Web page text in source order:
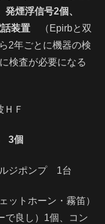
煙浮信号2個、
話装置
（Epirbと双
2年ごとに機器の検
検査が必要になる
Ｆ
3個
ジポンプ 1台
トホーン・霧笛）
で良し）1個、コン